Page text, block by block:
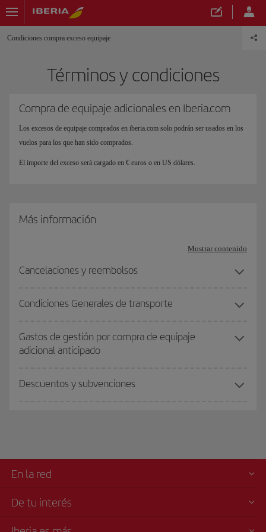
Condiciones compra exceso equipaje
Términos y condiciones
Compra de equipaje adicionales en Iberia.com
Los excesos de equipaje comprados en iberia.com solo podrán ser usados en los
vuelos para los que han sido comprados.
El importe del exceso será cargado en € euros o en US dólares.
Más información
Mostrar contenido
Cancelaciones y reembolsos
Condiciones Generales de transporte
Gastos de gestión por compra de equipaje
adicional anticipado
Descuentos y subvenciones
En la red
De tu interés